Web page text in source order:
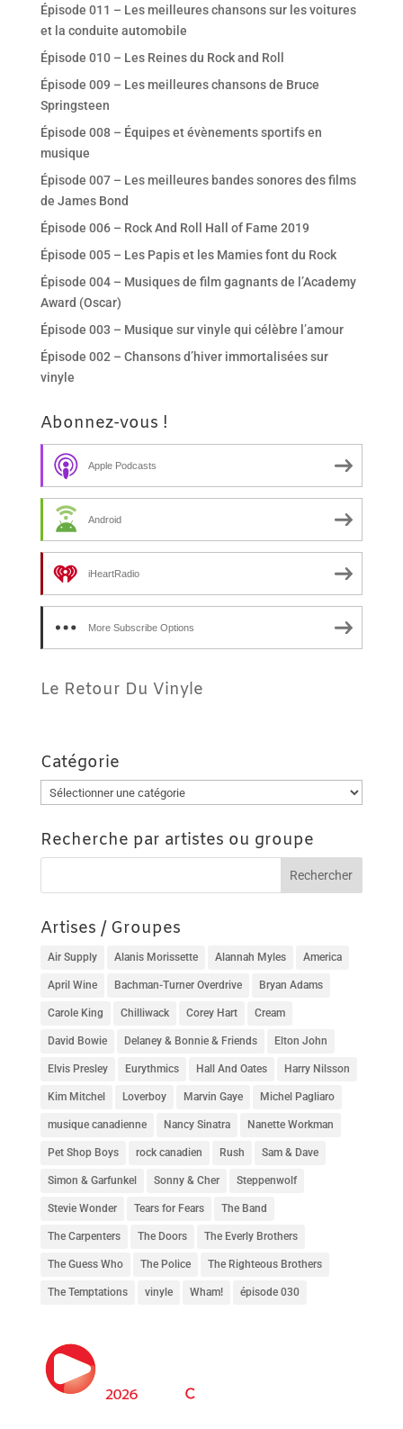
Épisode 011 – Les meilleures chansons sur les voitures
et la conduite automobile
Épisode 010 – Les Reines du Rock and Roll
Épisode 009 – Les meilleures chansons de Bruce
Springsteen
Épisode 008 – Équipes et évènements sportifs en
musique
Épisode 007 – Les meilleures bandes sonores des films
de James Bond
Épisode 006 – Rock And Roll Hall of Fame 2019
Épisode 005 – Les Papis et les Mamies font du Rock
Épisode 004 – Musiques de film gagnants de l’Academy
Award (Oscar)
Épisode 003 – Musique sur vinyle qui célèbre l’amour
Épisode 002 – Chansons d’hiver immortalisées sur
vinyle
Abonnez-vous !
Apple Podcasts
Android
iHeartRadio
More Subscribe Options
Le Retour Du Vinyle
Catégorie
Catégorie
Recherche par artistes ou groupe
Artises / Groupes
Air Supply Alanis Morissette Alannah Myles America
April Wine Bachman-Turner Overdrive Bryan Adams
Carole King Chilliwack Corey Hart Cream
David Bowie Delaney & Bonnie & Friends Elton John
Elvis Presley Eurythmics Hall And Oates Harry Nilsson
Kim Mitchel Loverboy Marvin Gaye Michel Pagliaro
musique canadienne Nancy Sinatra Nanette Workman
Pet Shop Boys rock canadien Rush Sam & Dave
Simon & Garfunkel Sonny & Cher Steppenwolf
Stevie Wonder Tears for Fears The Band
The Carpenters The Doors The Everly Brothers
The Guess Who The Police The Righteous Brothers
The Temptations vinyle Wham! épisode 030